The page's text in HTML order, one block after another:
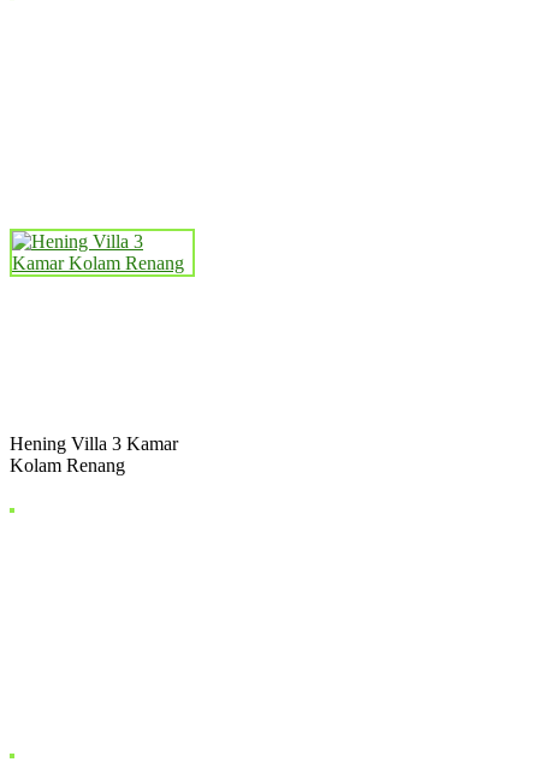
Hening Villa 3 Kamar
Kolam Renang